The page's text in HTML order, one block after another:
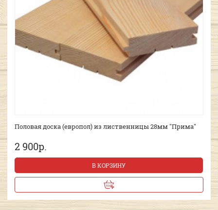
Половая доска (европол) из лиственницы 28мм "Прима"
2 900р.
В КОРЗИНУ